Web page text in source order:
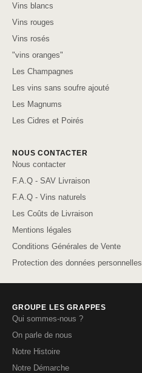
Vins blancs
Vins rouges
Vins rosés
"vins oranges"
Les Champagnes
Les vins sans soufre ajouté
Les Magnums
Les Cidres et Poirés
NOUS CONTACTER
Nous contacter
F.A.Q - SAV Livraison
F.A.Q - Vins naturels
Les Coûts de Livraison
Mentions légales
Conditions Générales de Vente
Protection des données personnelles
GROUPE LES GRAPPES
Qui sommes-nous ?
On parle de nous
Notre Histoire
Notre Démarche